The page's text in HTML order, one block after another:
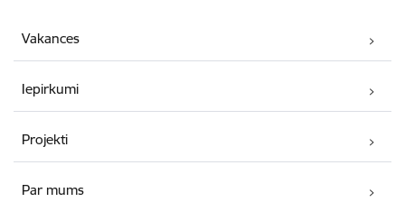
Vakances
Iepirkumi
Projekti
Par mums